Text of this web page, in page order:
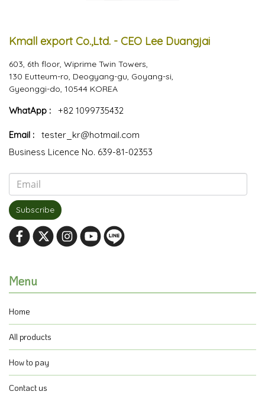
Kmall export Co.,Ltd. - CEO Lee Duangjai
603, 6th floor, Wiprime Twin Towers,
130 Eutteum-ro, Deogyang-gu, Goyang-si,
Gyeonggi-do, 10544 KOREA
WhatApp : +82 1099735432
Email :
tester_kr@hotmail.com
Business Licence No. 639-81-02353
Subscribe
Menu
Home
All products
How to pay
Contact us